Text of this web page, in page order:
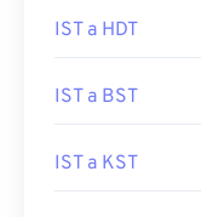
IST a HDT
IST a BST
IST a KST